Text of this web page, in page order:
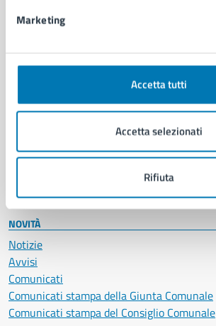
Marketing
Accetta tutti
Accetta selezionati
Rifiuta
Anagrafe e stato civile
Giustizia e sicurezza pubblica
Salute, benessere e assistenza
Servizi Cimiteriali
NOVITÀ
Notizie
Avvisi
Comunicati
Comunicati stampa della Giunta Comunale
Comunicati stampa del Consiglio Comunale